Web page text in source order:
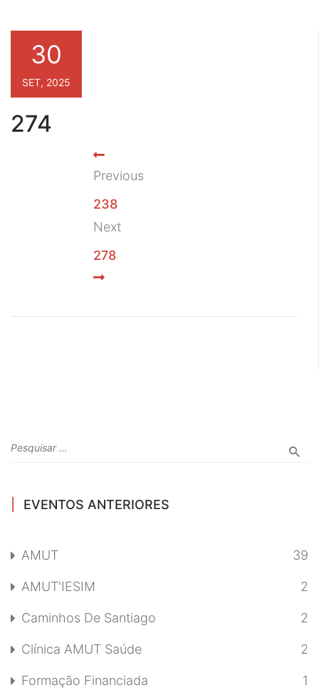
274
30
SET, 2025
Previous
238
Next
278
EVENTOS ANTERIORES
AMUT 39
AMUT'IESIM 2
Caminhos De Santiago 2
Clínica AMUT Saúde 2
Formação Financiada 1